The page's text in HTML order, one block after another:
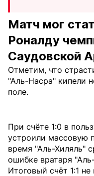
Матч мог
Роналду
Саудовской
Отметим, что
"Аль-Насра" кипели
поле.
При счёте 1:0 в
устроили массовую
время "Аль-Хиляль"
ошибке вратаря
Итоговый счёт 1:1